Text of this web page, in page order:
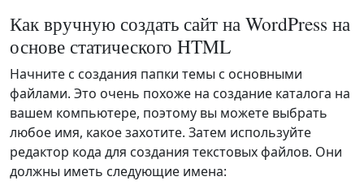
Как вручную создать сайт на WordPress на
основе статического HTML
Начните с создания папки темы с основными
файлами. Это очень похоже на создание каталога на
вашем компьютере, поэтому вы можете выбрать
любое имя, какое захотите. Затем используйте
редактор кода для создания текстовых файлов. Они
должны иметь следующие имена: